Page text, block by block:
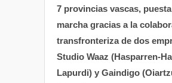
7 provincias vascas,
marcha gracias a la
transfronteriza de dos
Studio Waaz (Hasparren-
Lapurdi) y Gaindigo